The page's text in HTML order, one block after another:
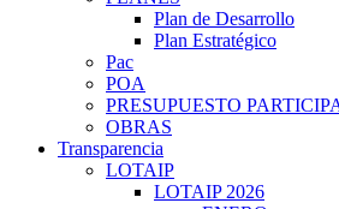
Plan de Desarrollo
Plan Estratégico
Pac
POA
PRESUPUESTO
OBRAS
Transparencia
LOTAIP
LOTAIP 2026